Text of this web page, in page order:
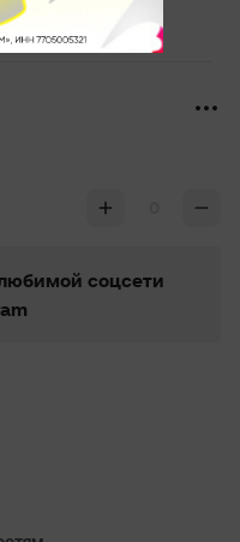
соцсети